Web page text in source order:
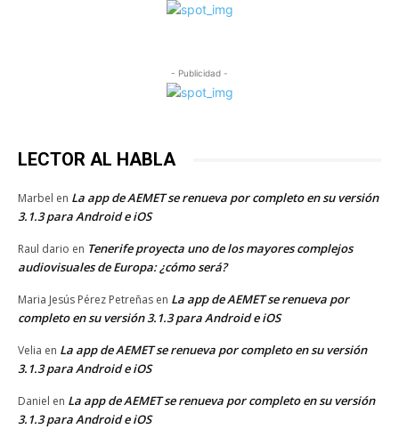
- Publicidad -
LECTOR AL HABLA
Marbel en La app de AEMET se renueva por completo en su versión
3.1.3 para Android e iOS
Raul dario en Tenerife proyecta uno de los mayores complejos
audiovisuales de Europa: ¿cómo será?
Maria Jesús Pérez Petreñas en La app de AEMET se renueva por
completo en su versión 3.1.3 para Android e iOS
Velia en La app de AEMET se renueva por completo en su versión
3.1.3 para Android e iOS
Daniel en La app de AEMET se renueva por completo en su versión
3.1.3 para Android e iOS